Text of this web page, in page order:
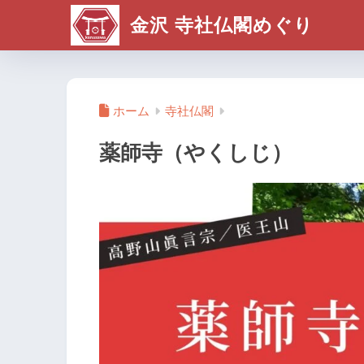
金沢 寺社仏閣めぐり
ホーム 寺社仏閣
薬師寺（やくしじ）